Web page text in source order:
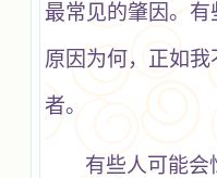
最常见的肇因。
原因为何，正如
者。
有些人可能会